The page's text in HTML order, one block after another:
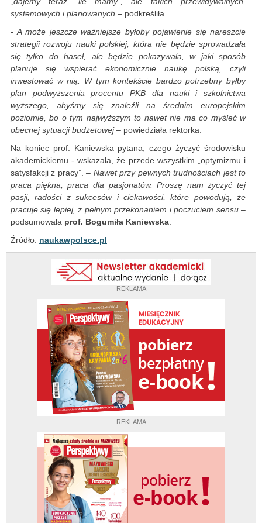
REKLAMA
REKLAMA
systemowych i planowanych – podkreśliła.
- A może jeszcze ważniejsze byłoby pojawienie się nareszcie
strategii rozwoju nauki polskiej, która nie będzie sprowadzała
się tylko do haseł, ale będzie pokazywała, w jaki sposób
planuje się wspierać ekonomicznie naukę polską, czyli
inwestować w nią. W tym kontekście bardzo potrzebny byłby
plan podwyższenia procentu PKB dla nauki i szkolnictwa
wyższego, abyśmy się znaleźli na średnim europejskim
poziomie, bo o tym najwyższym to nawet nie ma co myśleć w
obecnej sytuacji budżetowej– powiedziała rektorka.
Na koniec prof. Kaniewska pytana, czego życzyć środowisku
akademickiemu - wskazała, że przede wszystkim „optymizmu i
satysfakcji z pracy”.– Nawet przy pewnych trudnościach jest to
praca piękna, praca dla pasjonatów. Proszę nam życzyć tej
pasji, radości z sukcesów i ciekawości, które powodują, że
pracuje się lepiej, z pełnym przekonaniem i poczuciem sensu–
podsumowała prof. Bogumiła Kaniewska.
Źródło: naukawpolsce.pl